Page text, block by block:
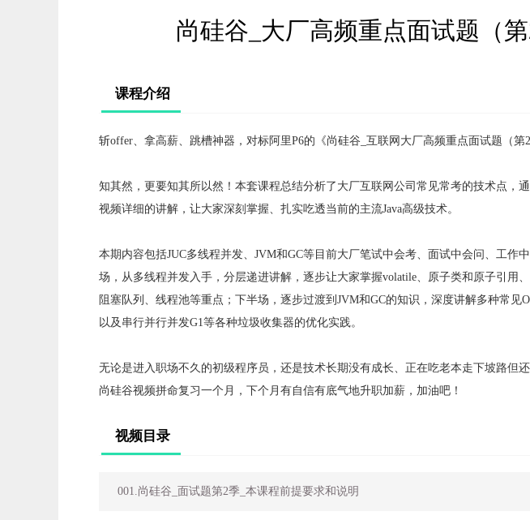
尚硅谷_大厂高频重点面试题（第
课程介绍
斩offer、拿高薪、跳槽神器，对标阿里P6的《尚硅谷_互联网大厂高频重点面试题（第2
知其然，更要知其所以然！本套课程总结分析了大厂互联网公司常见常考的技术点，
视频详细的讲解，让大家深刻掌握、扎实吃透当前的主流Java高级技术。
本期内容包括JUC多线程并发、JVM和GC等目前大厂笔试中会考、面试中会问、工作
场，从多线程并发入手，分层递进讲解，逐步让大家掌握volatile、原子类和原子引用、
阻塞队列、线程池等重点；下半场，逐步过渡到JVM和GC的知识，深度讲解多种常见
以及串行并行并发G1等各种垃圾收集器的优化实践。
无论是进入职场不久的初级程序员，还是技术长期没有成长、正在吃老本走下坡路但
尚硅谷视频拼命复习一个月，下个月有自信有底气地升职加薪，加油吧！
视频目录
001.尚硅谷_面试题第2季_本课程前提要求和说明